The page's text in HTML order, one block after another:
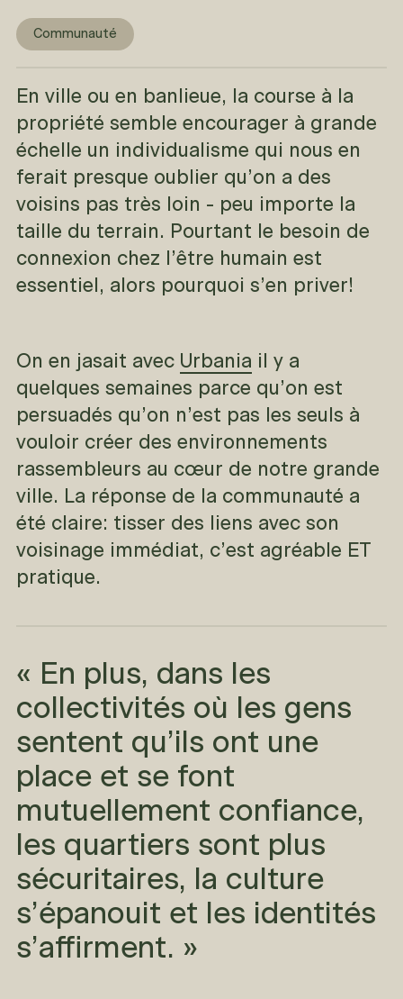
Communauté
En ville ou en banlieue, la course à la
propriété semble encourager à grande
échelle un individualisme qui nous en
ferait presque oublier qu’on a des
voisins pas très loin - peu importe la
taille du terrain. Pourtant le besoin de
connexion chez l’être humain est
essentiel, alors pourquoi s’en priver!
On en jasait avec Urbania il y a
quelques semaines parce qu’on est
persuadés qu’on n’est pas les seuls à
vouloir créer des environnements
rassembleurs au cœur de notre grande
ville. La réponse de la communauté a
été claire: tisser des liens avec son
voisinage immédiat, c’est agréable ET
pratique.
« En plus, dans les
collectivités où les gens
sentent qu’ils ont une
place et se font
mutuellement confiance,
les quartiers sont plus
sécuritaires, la culture
s’épanouit et les identités
s’affirment. »